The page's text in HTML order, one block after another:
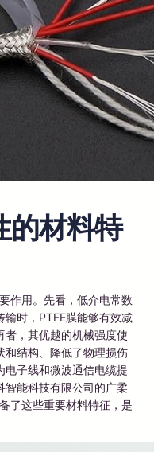
的材料特
作用。先看，低介电常数
时，PTFE膜能够有效减
者，其优越的机械强度使
和结构、降低了物理损伤
电子线和微波通信电缆提
智能科技有限公司的广柔
了这些重要材料特征，是